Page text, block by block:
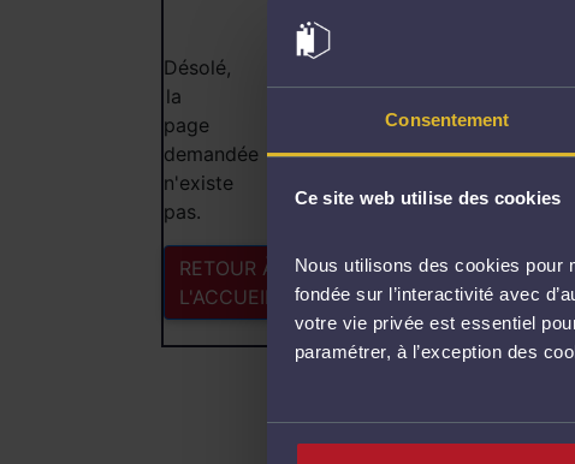
Consentement
Ce site web utilise des cookies
Nous utilisons des cookies pour
fondée sur l’interactivité avec
votre vie privée est essentiel
paramétrer, à l’exception des
404
Désolé,
la
page
demandée
n'existe
pas.
RETOUR À
L'ACCUEIL